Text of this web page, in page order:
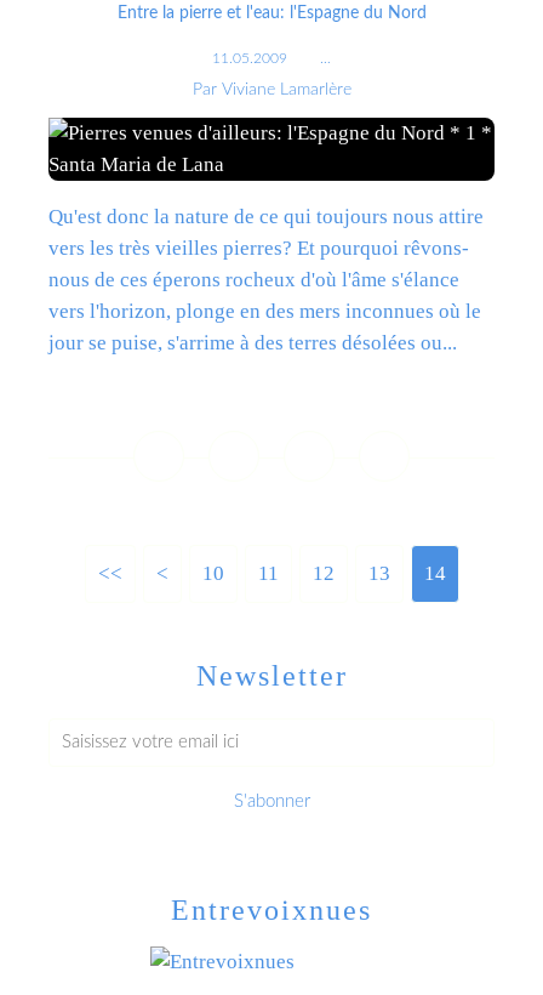
Entre la pierre et l'eau: l'Espagne du Nord
11.05.2009
Par Viviane Lamarlère
Qu'est donc la nature de ce qui toujours nous attire
vers les très vieilles pierres? Et pourquoi rêvons-
nous de ces éperons rocheux d'où l'âme s'élance
vers l'horizon, plonge en des mers inconnues où le
jour se puise, s'arrime à des terres désolées ou...
<< < 10 11 12 13 14
Newsletter
Entrevoixnues